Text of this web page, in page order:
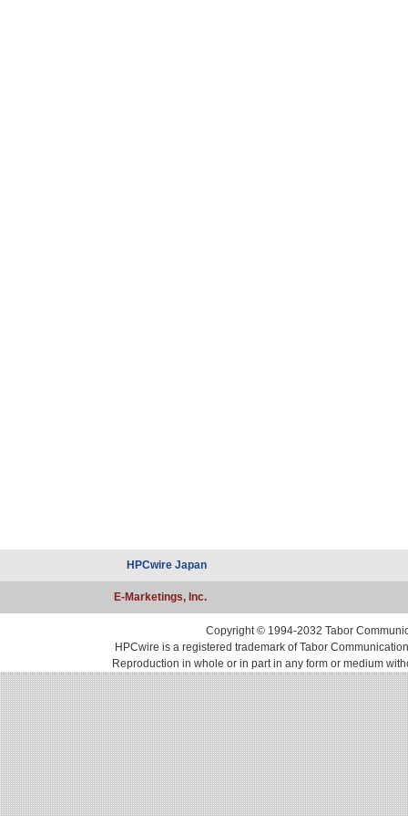
HPCwire Japan
E-Marketings, Inc.
Copyright © 1994-2032 Tabor
HPCwire is a registered trademark of Tabor
Reproduction in whole or in part in any form or medium